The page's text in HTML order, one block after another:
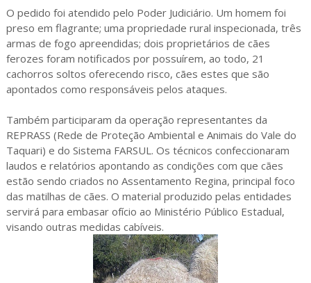
O pedido foi atendido pelo Poder Judiciário. Um homem foi
preso em flagrante; uma propriedade rural inspecionada, três
armas de fogo apreendidas; dois proprietários de cães
ferozes foram notificados por possuírem, ao todo, 21
cachorros soltos oferecendo risco, cães estes que são
apontados como responsáveis pelos ataques.
Também participaram da operação representantes da
REPRASS (Rede de Proteção Ambiental e Animais do Vale do
Taquari) e do Sistema FARSUL. Os técnicos confeccionaram
laudos e relatórios apontando as condições com que cães
estão sendo criados no Assentamento Regina, principal foco
das matilhas de cães. O material produzido pelas entidades
servirá para embasar ofício ao Ministério Público Estadual,
visando outras medidas cabíveis.